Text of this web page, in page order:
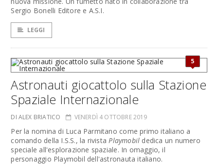
Sergio Bonelli Editore e A.S.I.
LEGGI
5
Astronauti giocattolo sulla Stazione
Spaziale Internazionale
DI ALEX BRIATICO VENERDÌ 4 OTTOBRE 2019
Per la nomina di Luca Parmitano come primo italiano a
comando della I.S.S., la rivistaPlaymobil dedica un numero
speciale all'esplorazione spaziale. In omaggio, il
personaggio Playmobil dell'astronauta italiano.